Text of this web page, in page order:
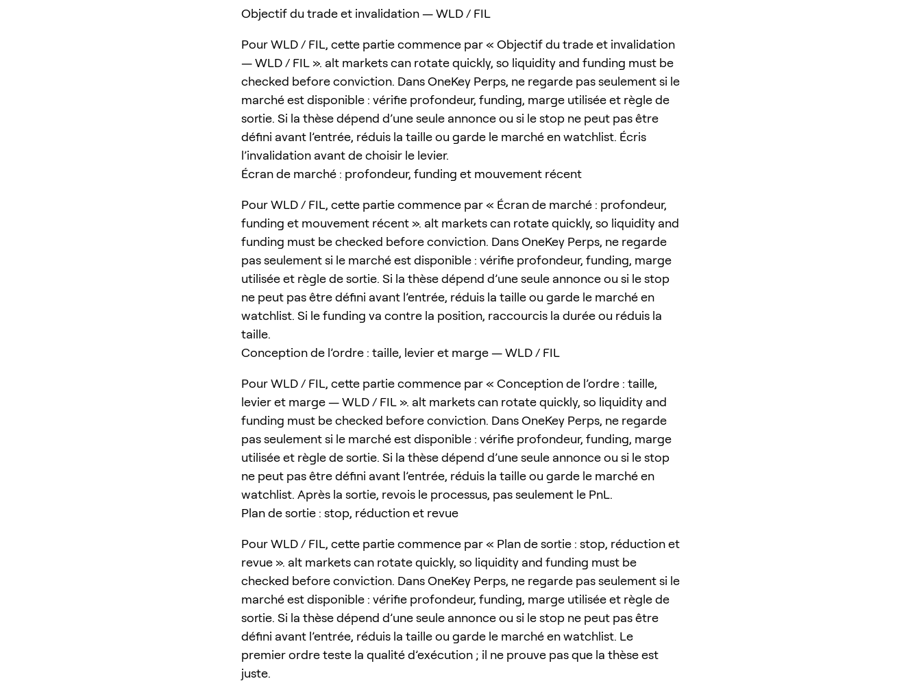
Objectif du trade et invalidation — WLD / FIL
Pour WLD / FIL, cette partie commence par « Objectif du trade et invalidation
— WLD / FIL ». alt markets can rotate quickly, so liquidity and funding must be
checked before conviction. Dans OneKey Perps, ne regarde pas seulement si le
marché est disponible : vérifie profondeur, funding, marge utilisée et règle de
sortie. Si la thèse dépend d’une seule annonce ou si le stop ne peut pas être
défini avant l’entrée, réduis la taille ou garde le marché en watchlist. Écris
l’invalidation avant de choisir le levier.
Écran de marché : profondeur, funding et mouvement récent
Pour WLD / FIL, cette partie commence par « Écran de marché : profondeur,
funding et mouvement récent ». alt markets can rotate quickly, so liquidity and
funding must be checked before conviction. Dans OneKey Perps, ne regarde
pas seulement si le marché est disponible : vérifie profondeur, funding, marge
utilisée et règle de sortie. Si la thèse dépend d’une seule annonce ou si le stop
ne peut pas être défini avant l’entrée, réduis la taille ou garde le marché en
watchlist. Si le funding va contre la position, raccourcis la durée ou réduis la
taille.
Conception de l’ordre : taille, levier et marge — WLD / FIL
Pour WLD / FIL, cette partie commence par « Conception de l’ordre : taille,
levier et marge — WLD / FIL ». alt markets can rotate quickly, so liquidity and
funding must be checked before conviction. Dans OneKey Perps, ne regarde
pas seulement si le marché est disponible : vérifie profondeur, funding, marge
utilisée et règle de sortie. Si la thèse dépend d’une seule annonce ou si le stop
ne peut pas être défini avant l’entrée, réduis la taille ou garde le marché en
watchlist. Après la sortie, revois le processus, pas seulement le PnL.
Plan de sortie : stop, réduction et revue
Pour WLD / FIL, cette partie commence par « Plan de sortie : stop, réduction et
revue ». alt markets can rotate quickly, so liquidity and funding must be
checked before conviction. Dans OneKey Perps, ne regarde pas seulement si le
marché est disponible : vérifie profondeur, funding, marge utilisée et règle de
sortie. Si la thèse dépend d’une seule annonce ou si le stop ne peut pas être
défini avant l’entrée, réduis la taille ou garde le marché en watchlist. Le
premier ordre teste la qualité d’exécution ; il ne prouve pas que la thèse est
juste.